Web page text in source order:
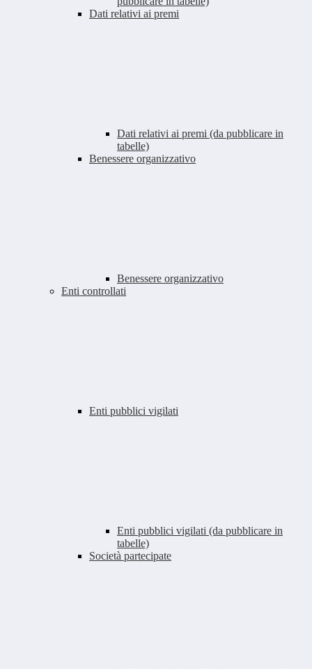
Dati relativi ai premi
Dati relativi ai premi (da pubblicare in
tabelle)
Benessere organizzativo
Benessere organizzativo
Enti controllati
Enti pubblici vigilati
Enti pubblici vigilati (da pubblicare in
tabelle)
Società partecipate